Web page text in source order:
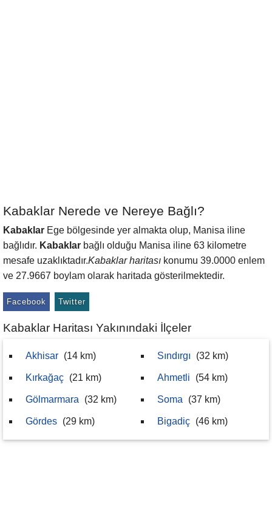
Kabaklar Nerede ve Nereye Bağlı?
Kabaklar Ege bölgesinde yer almakta olup, Manisa iline
bağlıdır. Kabaklar bağlı olduğu Manisa iline 63 kilometre
mesafe uzaklıktadır.Kabaklar haritası konumu 39.0000 enlem
ve 27.9667 boylam olarak haritada gösterilmektedir.
Facebook Twitter
Kabaklar Haritası Yakınındaki İlçeler
Akhisar (14 km)
Kırkağaç (21 km)
Gölmarmara (32 km)
Gördes (29 km)
Sındırgı (32 km)
Ahmetli (54 km)
Soma (37 km)
Bigadiç (46 km)